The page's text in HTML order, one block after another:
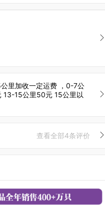
里加收一定运费 ，0-7公
15公里50元 15公里以
查看全部4条评价